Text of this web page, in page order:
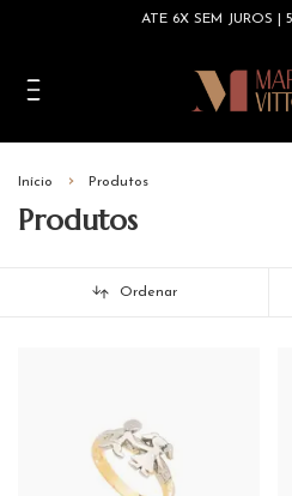
ATÉ 6X SEM JUROS |
Início Produtos
Produtos
Ordenar